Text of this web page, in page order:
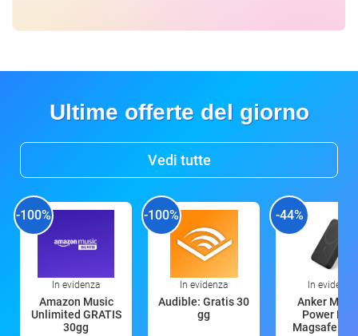
Ultime offerte del giorno
Vedi tutte
-100%
In evidenza
Amazon Music
Unlimited GRATIS
30gg
-100%
In evidenza
Audible: Gratis 30
gg
-44%
In evidenza
Anker
Power
Magsafe